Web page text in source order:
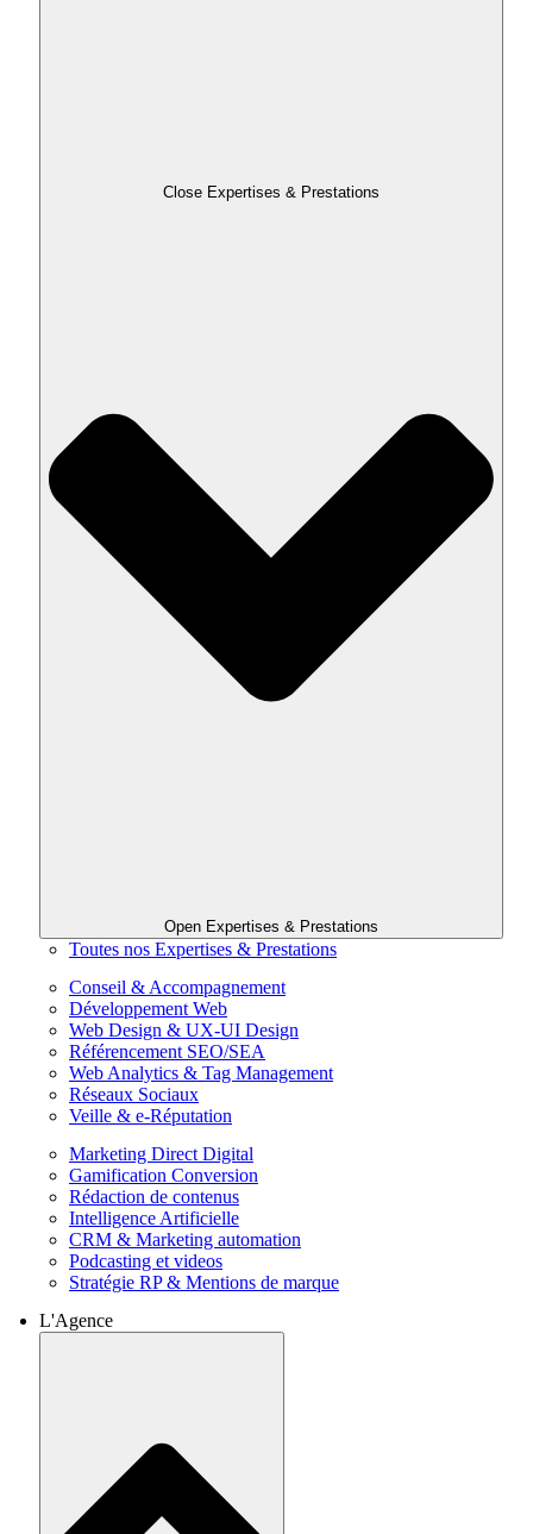
Close Expertises & Prestations
Open Expertises & Prestations
Toutes nos Expertises & Prestations
Conseil & Accompagnement
Développement Web
Web Design & UX-UI Design
Référencement SEO/SEA
Web Analytics & Tag Management
Réseaux Sociaux
Veille & e-Réputation
Marketing Direct Digital
Gamification Conversion
Rédaction de contenus
Intelligence Artificielle
CRM & Marketing automation
Podcasting et videos
Stratégie RP & Mentions de marque
L'Agence